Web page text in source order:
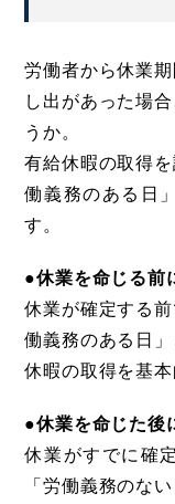
労働者から休業
し出があった場
うか。
有給休暇の取得
働義務のある日
す。
●休業を命じる前
休業が確定する
働義務のある日
休暇の取得を基
●休業を命じた後
休業がすでに確
「労働義務のな